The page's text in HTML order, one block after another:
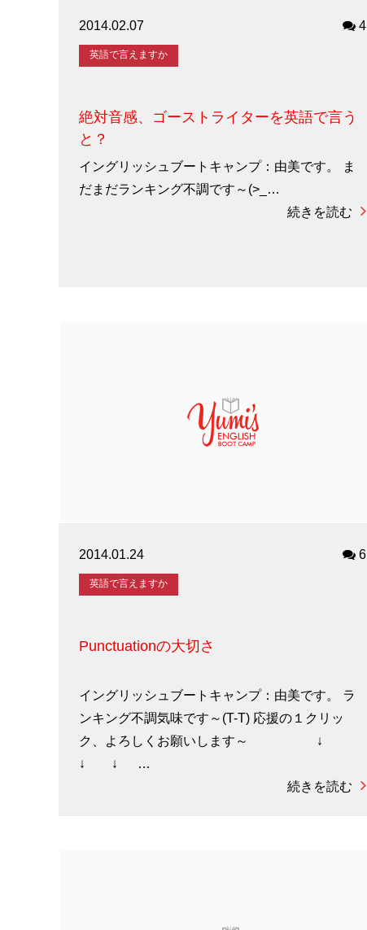
2014.02.07 4
英語で言えますか
絶対音感、ゴーストライターを英語で言う
と？
イングリッシュブートキャンプ：由美です。 ま
だまだランキング不調です～(>_…
続きを読む
2014.01.24 6
英語で言えますか
Punctuationの大切さ
イングリッシュブートキャンプ：由美です。 ラ
ンキング不調気味です～(T-T) 応援の１クリッ
ク、よろしくお願いします～ ↓
↓ ↓ …
続きを読む